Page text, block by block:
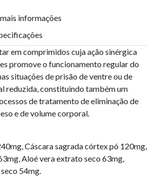
informações
em comprimidos cuja ação sinérgica
promove o funcionamento regular do
situações de prisão de ventre ou de
reduzida, constituindo também um
de tratamento de eliminação de
e de volume corporal.
Cáscara sagrada córtex pó 120mg,
Aloé vera extrato seco 63mg,
54mg.